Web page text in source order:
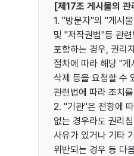
[제17조 게시물의 관
1. "방문자"의 "게시
및 "저작권법"등 관
포함하는 경우, 권리
절차에 따라 해당 "
삭제 등을 요청할 수
관련법에 따라 조치
2. "기관"은 전항에
없는 경우라도 권리
사유가 있거나 기타
위반되는 경우 등 다